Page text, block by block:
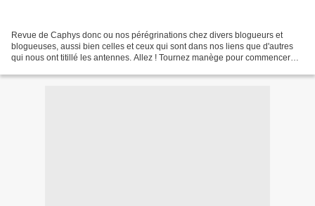
Revue de Caphys donc ou nos pérégrinations chez divers blogueurs et
blogueuses, aussi bien celles et ceux qui sont dans nos liens que d'autres
qui nous ont titillé les antennes. Allez ! Tournez manège pour commencer